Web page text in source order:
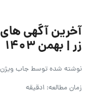
آخرین آگهی
زر | بهمن ۱۴۰۳
نوشته شده توسطجاب ویژن
زمان مطالعه: 1دقیقه